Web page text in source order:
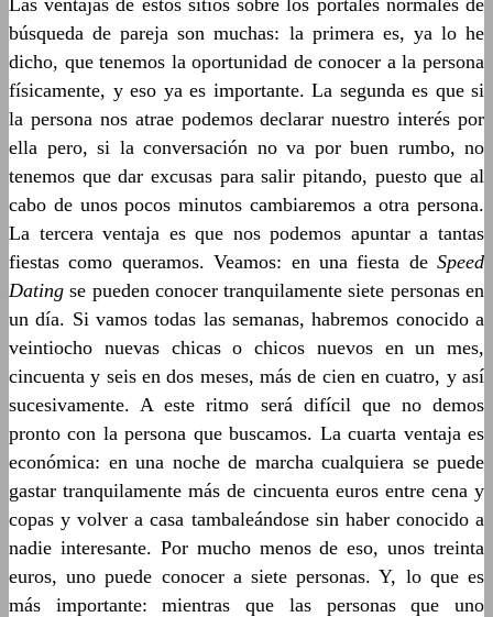
Las ventajas de estos sitios sobre los portales normales de
búsqueda de pareja son muchas: la primera es, ya lo he
dicho, que tenemos la oportunidad de conocer a la persona
físicamente, y eso ya es importante. La segunda es que si
la persona nos atrae podemos declarar nuestro interés por
ella pero, si la conversación no va por buen rumbo, no
tenemos que dar excusas para salir pitando, puesto que al
cabo de unos pocos minutos cambiaremos a otra persona.
La tercera ventaja es que nos podemos apuntar a tantas
fiestas como queramos. Veamos: en una fiesta de Speed
Dating se pueden conocer tranquilamente siete personas en
un día. Si vamos todas las semanas, habremos conocido a
veintiocho nuevas chicas o chicos nuevos en un mes,
cincuenta y seis en dos meses, más de cien en cuatro, y así
sucesivamente. A este ritmo será difícil que no demos
pronto con la persona que buscamos. La cuarta ventaja es
económica: en una noche de marcha cualquiera se puede
gastar tranquilamente más de cincuenta euros entre cena y
copas y volver a casa tambaleándose sin haber conocido a
nadie interesante. Por mucho menos de eso, unos treinta
euros, uno puede conocer a siete personas. Y, lo que es
más importante: mientras que las personas que uno